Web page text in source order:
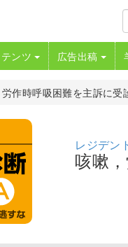
ンツ 広告出稿
作時呼吸困難を主訴に受
レジデン
咳嗽